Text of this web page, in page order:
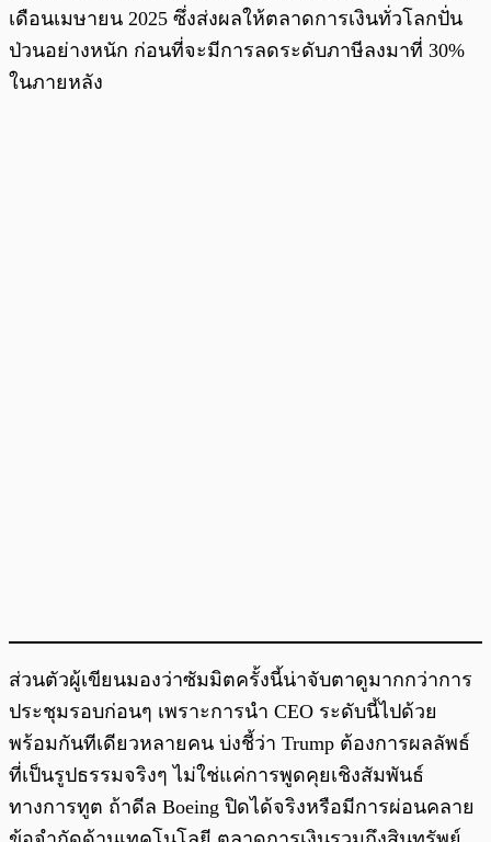
เดือนเมษายน 2025 ซึ่งส่งผลให้ตลาดการเงินทั่วโลกปั่น
ป่วนอย่างหนัก ก่อนที่จะมีการลดระดับภาษีลงมาที่ 30%
ในภายหลัง
ส่วนตัวผู้เขียนมองว่าซัมมิตครั้งนี้น่าจับตาดูมากกว่าการ
ประชุมรอบก่อนๆ เพราะการนำ CEO ระดับนี้ไปด้วย
พร้อมกันทีเดียวหลายคน บ่งชี้ว่า Trump ต้องการผลลัพธ์
ที่เป็นรูปธรรมจริงๆ ไม่ใช่แค่การพูดคุยเชิงสัมพันธ์
ทางการทูต ถ้าดีล Boeing ปิดได้จริงหรือมีการผ่อนคลาย